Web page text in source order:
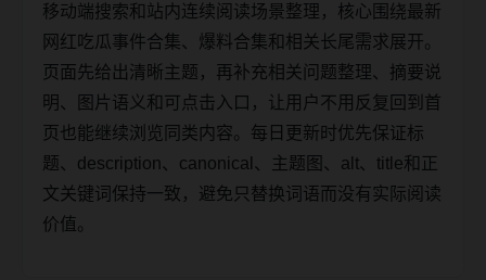
移动端搜索和站内连续阅读场景整理，核心围绕最新
网红吃瓜事件合集、爆料合集和相关长尾需求展开。
页面先给出清晰主题，再补充相关问题整理、摘要说
明、图片语义和可点击入口，让用户不用反复回到首
页也能继续浏览同类内容。每日更新时优先保证标
题、description、canonical、主题图、alt、title和正
文关键词保持一致，避免只替换词语而没有实际阅读
价值。